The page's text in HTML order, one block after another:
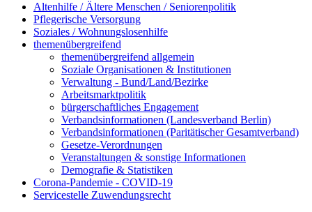
Altenhilfe / Ältere Menschen / Seniorenpolitik
Pflegerische Versorgung
Soziales / Wohnungslosenhilfe
themenübergreifend
themenübergreifend allgemein
Soziale Organisationen & Institutionen
Verwaltung - Bund/Land/Bezirke
Arbeitsmarktpolitik
bürgerschaftliches Engagement
Verbandsinformationen (Landesverband Berlin)
Verbandsinformationen (Paritätischer Gesamtverband)
Gesetze-Verordnungen
Veranstaltungen & sonstige Informationen
Demografie & Statistiken
Corona-Pandemie - COVID-19
Servicestelle Zuwendungsrecht